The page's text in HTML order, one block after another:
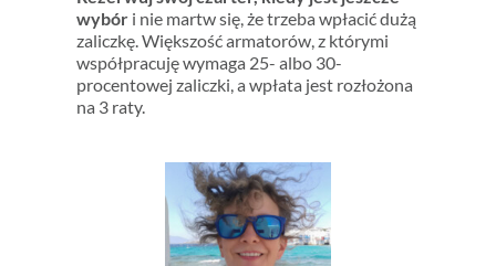
wybóri nie martw się, że trzeba wpłacić dużą
zaliczkę. Większość armatorów, z którymi
współpracuję wymaga 25- albo 30-
procentowej zaliczki, a wpłata jest rozłożona
na 3 raty.